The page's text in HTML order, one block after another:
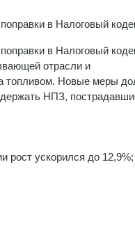
в Налоговый
в Налоговый
отрасли и
топливом. Новые меры
НПЗ,
рост ускорился до 12,9%;